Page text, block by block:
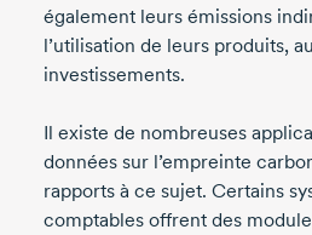
également leurs émissions
l’utilisation de leurs produits,
investissements.
Il existe de nombreuses
données sur l’empreinte
rapports à ce sujet. Certains
comptables offrent des